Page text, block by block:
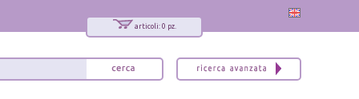
articoli: 0 pz.